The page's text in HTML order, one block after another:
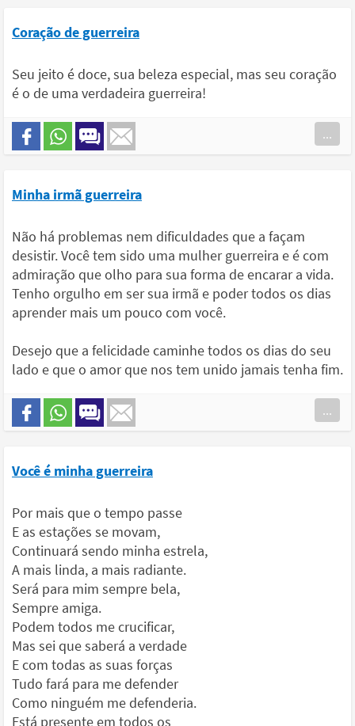
Coração de guerreira
Seu jeito é doce, sua beleza especial, mas seu coração
é o de uma verdadeira guerreira!
...
Minha irmã guerreira
Não há problemas nem dificuldades que a façam
desistir. Você tem sido uma mulher guerreira e é com
admiração que olho para sua forma de encarar a vida.
Tenho orgulho em ser sua irmã e poder todos os dias
aprender mais um pouco com você.
Desejo que a felicidade caminhe todos os dias do seu
lado e que o amor que nos tem unido jamais tenha fim.
...
Você é minha guerreira
Por mais que o tempo passe
E as estações se movam,
Continuará sendo minha estrela,
A mais linda, a mais radiante.
Será para mim sempre bela,
Sempre amiga.
Podem todos me crucificar,
Mas sei que saberá a verdade
E com todas as suas forças
Tudo fará para me defender
Como ninguém me defenderia.
Está presente em todos os